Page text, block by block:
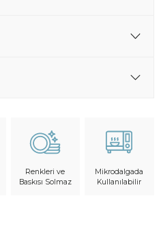
Renkleri ve
Baskısı Solmaz
Mikrodalgada
Kullanılabilir